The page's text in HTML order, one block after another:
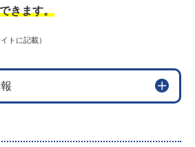
きます。
トに記載）